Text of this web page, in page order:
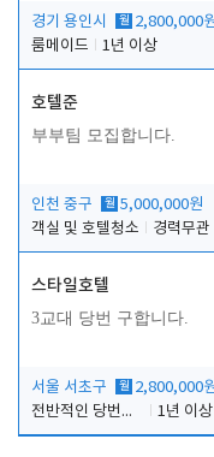
경기 용인시 월 2,800,000
룸메이드
1년 이상
호텔준
부부팀 모집합니다.
인천 중구 월 5,000,000원
객실 및 호텔청소
경력무관
스타일호텔
3교대 당번 구합니다.
서울 서초구 월 2,800,000
전반적인 당번업무
1년 이상